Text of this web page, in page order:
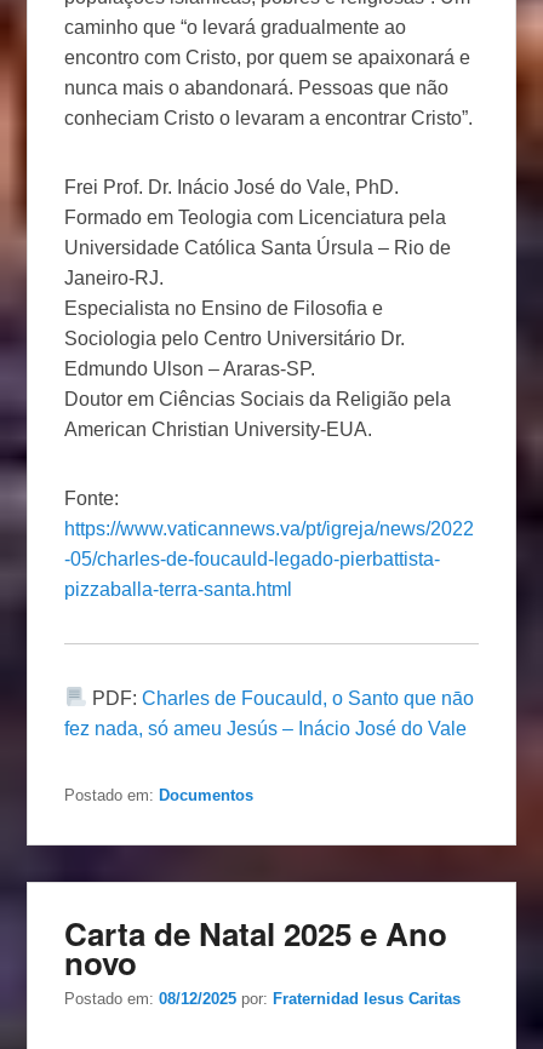
caminho que “o levará gradualmente ao
encontro com Cristo, por quem se apaixonará e
nunca mais o abandonará. Pessoas que não
conheciam Cristo o levaram a encontrar Cristo”.
Frei Prof. Dr. Inácio José do Vale, PhD.
Formado em Teologia com Licenciatura pela
Universidade Católica Santa Úrsula – Rio de
Janeiro-RJ.
Especialista no Ensino de Filosofia e
Sociologia pelo Centro Universitário Dr.
Edmundo Ulson – Araras-SP.
Doutor em Ciências Sociais da Religião pela
American Christian University-EUA.
Fonte:
https://www.vaticannews.va/pt/igreja/news/2022
-05/charles-de-foucauld-legado-pierbattista-
pizzaballa-terra-santa.html
PDF: Charles de Foucauld, o Santo que nāo
fez nada, só ameu Jesús – Inácio José do Vale
Postado em: Documentos
Carta de Natal 2025 e Ano
novo
Postado em:08/12/2025 por: Fraternidad Iesus Caritas